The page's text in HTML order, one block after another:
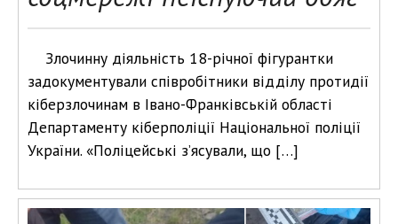
Злочинну діяльність 18-річної фігурантки
задокументували співробітники відділу протидії
кіберзлочинам в Івано-Франківській області
Департаменту кіберполіції Національної поліції
України. «Поліцейські з’ясували, що […]